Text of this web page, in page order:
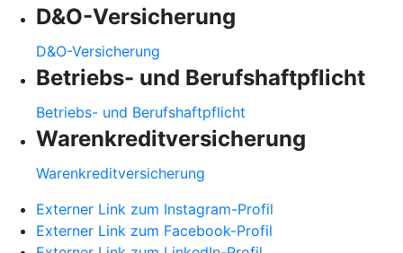
D&O-Versicherung
D&O-Versicherung
Betriebs- und Berufshaftpflicht
Betriebs- und Berufshaftpflicht
Warenkreditversicherung
Warenkreditversicherung
Externer Link zum Instagram-Profil
Externer Link zum Facebook-Profil